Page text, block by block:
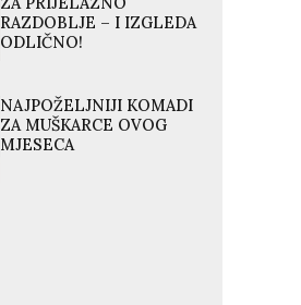
RAZDOBLJE – I IZGLEDA
ODLIČNO!
NAJPOŽELJNIJI KOMADI
ZA MUŠKARCE OVOG
MJESECA